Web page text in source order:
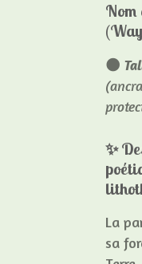
Nom
🌑
✨
La
sa